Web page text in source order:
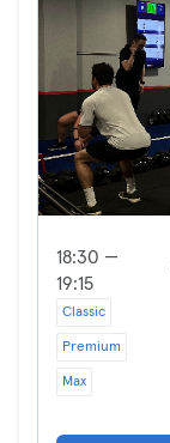
18:30 —
19:15
Classic
Premium
Max